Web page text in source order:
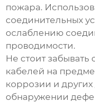
пожара.
соединительных
ослаблению
проводимости.
Не стоит
кабелей на
коррозии и
обнаружении